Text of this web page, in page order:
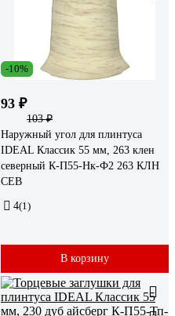
-10%
93 ₽
103 ₽
Наружный угол для плинтуса
IDEAL Классик 55 мм, 263 клен
северный К-П55-Нк-Ф2 263 КЛН
СЕВ
4(1)
В корзину